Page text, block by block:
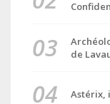
de
Astérix,